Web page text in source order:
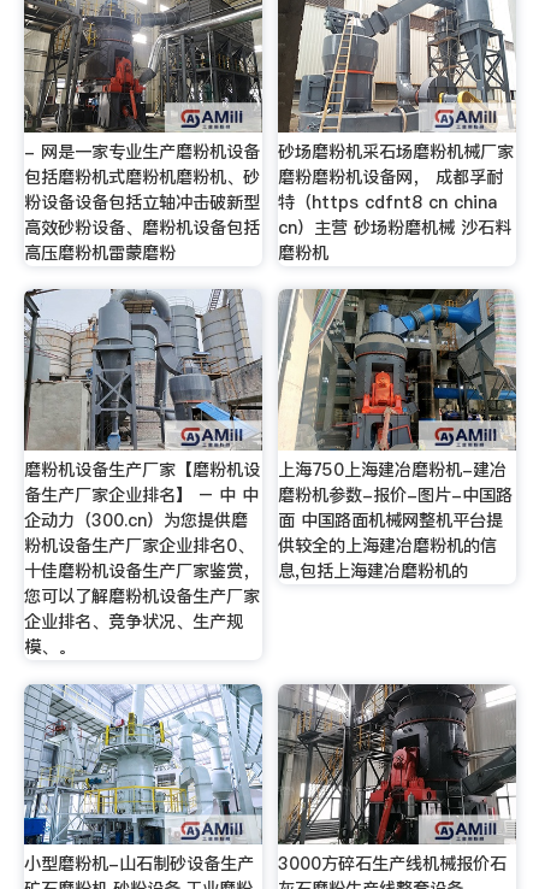
- 网是一家专业生产磨粉机设备
包括磨粉机式磨粉机磨粉机、砂
粉设备设备包括立轴冲击破新型
高效砂粉设备、磨粉机设备包括
高压磨粉机雷蒙磨粉
砂场磨粉机采石场磨粉机械厂家
磨粉磨粉机设备网， 成都孚耐
特（https cdfnt8 cn china
cn）主营 砂场粉磨机械 沙石料
磨粉机
磨粉机设备生产厂家【磨粉机设
备生产厂家企业排名】 – 中 中
企动力（300.cn）为您提供磨
粉机设备生产厂家企业排名0、
十佳磨粉机设备生产厂家鉴赏，
您可以了解磨粉机设备生产厂家
企业排名、竞争状况、生产规
模、。
上海750上海建冶磨粉机-建冶
磨粉机参数-报价-图片-中国路
面 中国路面机械网整机平台提
供较全的上海建冶磨粉机的信
息,包括上海建冶磨粉机的
小型磨粉机-山石制砂设备生产
3000方碎石生产线机械报价石